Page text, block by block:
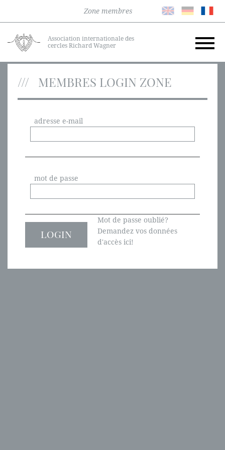
Zone membres
Association internationale des
cercles Richard Wagner
MEMBRES LOGIN ZONE
adresse e-mail
mot de passe
Mot de passe oublié?
Demandez vos données
d'accès ici!